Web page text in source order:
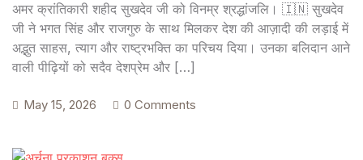
अमर क्रांतिकारी शहीद सुखदेव जी को विनम्र श्रद्धांजलि। 🇮🇳 सुखदेव
जी ने भगत सिंह और राजगुरु के साथ मिलकर देश की आज़ादी की लड़ाई में
अद्भुत साहस, त्याग और राष्ट्रभक्ति का परिचय दिया। उनका बलिदान आने
वाली पीढ़ियों को सदैव देशप्रेम और […]
May 15, 2026 0 Comments